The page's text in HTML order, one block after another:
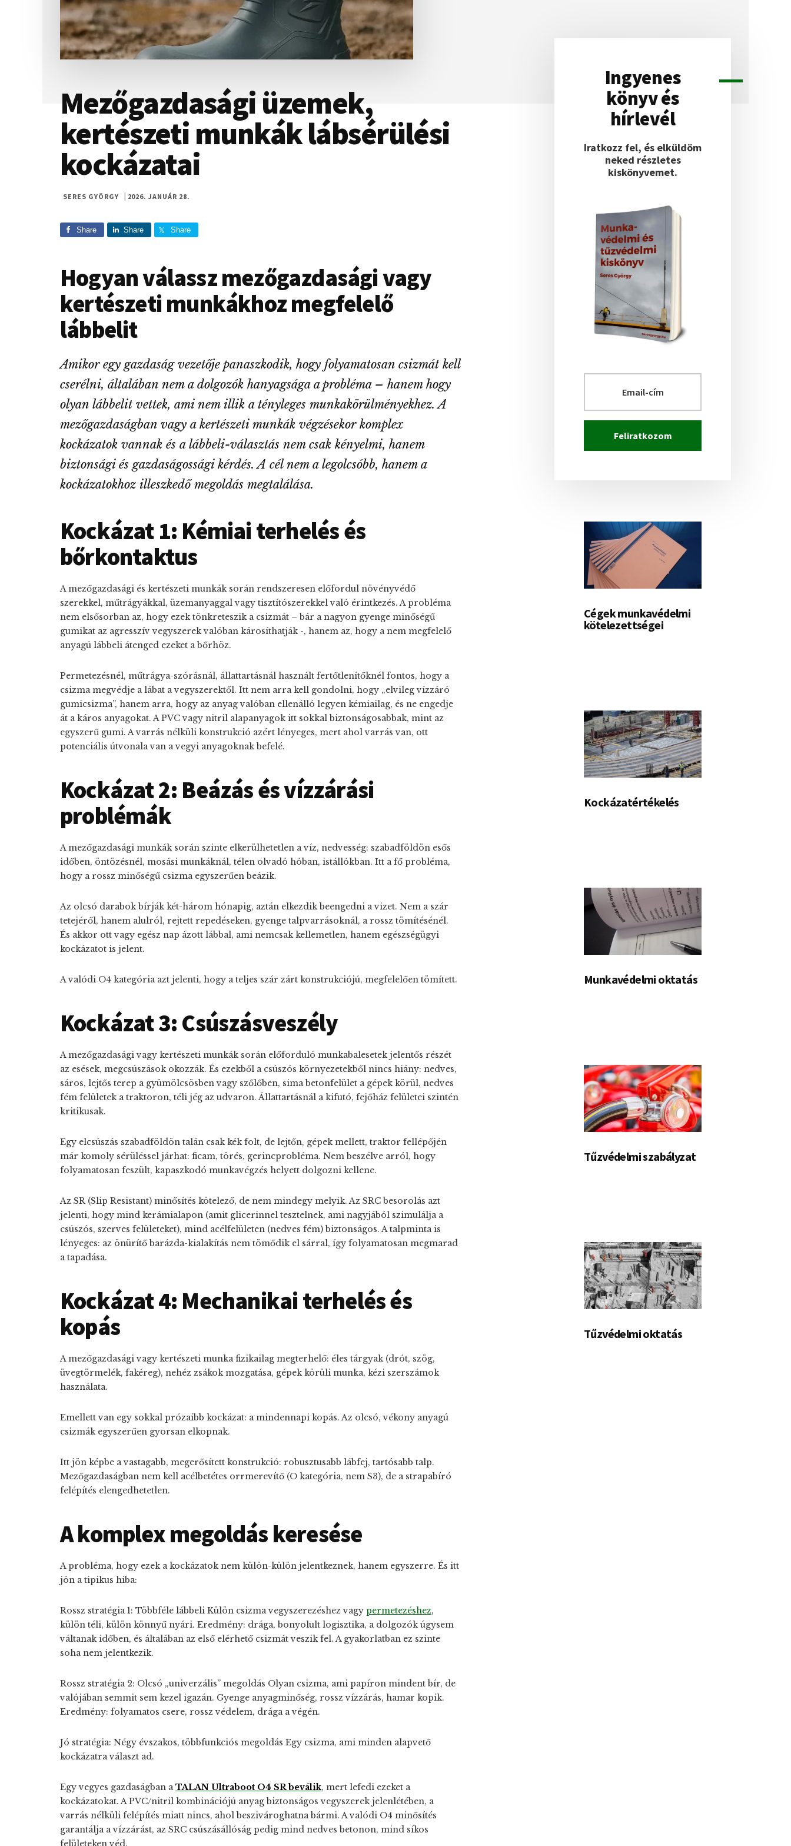
Mezőgazdasági üzemek,
kertészeti munkák lábsérülési
kockázatai
SERES GYÖRGY 2026. JANUÁR 28.
Share Share Share
Hogyan válassz mezőgazdasági vagy
kertészeti munkákhoz megfelelő
lábbelit
Amikor egy gazdaság vezetője panaszkodik, hogy folyamatosan csizmát kell
cserélni, általában nem a dolgozók hanyagsága a probléma – hanem hogy
olyan lábbelit vettek, ami nem illik a tényleges munkakörülményekhez. A
mezőgazdaságban vagy a kertészeti munkák végzésekor komplex
kockázatok vannak és a lábbeli-választás nem csak kényelmi, hanem
biztonsági és gazdaságossági kérdés. A cél nem a legolcsóbb, hanem a
kockázatokhoz illeszkedő megoldás megtalálása.
Kockázat 1: Kémiai terhelés és
bőrkontaktus
A mezőgazdasági és kertészeti munkák során rendszeresen előfordul növényvédő
szerekkel, műtrágyákkal, üzemanyaggal vagy tisztítószerekkel való érintkezés. A probléma
nem elsősorban az, hogy ezek tönkreteszik a csizmát – bár a nagyon gyenge minőségű
gumikat az agresszív vegyszerek valóban károsíthatják -, hanem az, hogy a nem megfelelő
anyagú lábbeli átenged ezeket a bőrhöz.
Permetezésnél, műtrágya-szórásnál, állattartásnál használt fertőtlenítőknél fontos, hogy a
csizma megvédje a lábat a vegyszerektől. Itt nem arra kell gondolni, hogy „elvileg vízzáró
gumicsizma”, hanem arra, hogy az anyag valóban ellenálló legyen kémiailag, és ne engedje
át a káros anyagokat. A PVC vagy nitril alapanyagok itt sokkal biztonságosabbak, mint az
egyszerű gumi. A varrás nélküli konstrukció azért lényeges, mert ahol varrás van, ott
potenciális útvonala van a vegyi anyagoknak befelé.
Kockázat 2: Beázás és vízzárási
problémák
A mezőgazdasági munkák során szinte elkerülhetetlen a víz, nedvesség: szabadföldön esős
időben, öntözésnél, mosási munkáknál, télen olvadó hóban, istállókban. Itt a fő probléma,
hogy a rossz minőségű csizma egyszerűen beázik.
Az olcsó darabok bírják két-három hónapig, aztán elkezdik beengedni a vizet. Nem a szár
tetejéről, hanem alulról, rejtett repedéseken, gyenge talpvarrásoknál, a rossz tömítésénél.
És akkor ott vagy egész nap ázott lábbal, ami nemcsak kellemetlen, hanem egészségügyi
kockázatot is jelent.
A valódi O4 kategória azt jelenti, hogy a teljes szár zárt konstrukciójú, megfelelően tömített.
Kockázat 3: Csúszásveszély
A mezőgazdasági vagy kertészeti munkák során előforduló munkabalesetek jelentős részét
az esések, megcsúszások okozzák. És ezekből a csúszós környezetekből nincs hiány: nedves,
sáros, lejtős terep a gyümölcsösben vagy szőlőben, sima betonfelület a gépek körül, nedves
fém felületek a traktoron, téli jég az udvaron. Állattartásnál a kifutó, fejőház felületei szintén
kritikusak.
Egy elcsúszás szabadföldön talán csak kék folt, de lejtőn, gépek mellett, traktor fellépőjén
már komoly sérüléssel járhat: ficam, törés, gerincprobléma. Nem beszélve arról, hogy
folyamatosan feszült, kapaszkodó munkavégzés helyett dolgozni kellene.
Az SR (Slip Resistant) minősítés kötelező, de nem mindegy melyik. Az SRC besorolás azt
jelenti, hogy mind kerámialapon (amit glicerinnel tesztelnek, ami nagyjából szimulálja a
csúszós, szerves felületeket), mind acélfelületen (nedves fém) biztonságos. A talpminta is
lényeges: az önürítő barázda-kialakítás nem tömődik el sárral, így folyamatosan megmarad
a tapadása.
Kockázat 4: Mechanikai terhelés és
kopás
A mezőgazdasági vagy kertészeti munka fizikailag megterhelő: éles tárgyak (drót, szög,
üvegtörmelék, fakéreg), nehéz zsákok mozgatása, gépek körüli munka, kézi szerszámok
használata.
Emellett van egy sokkal prózaibb kockázat: amindennapi kopás. Az olcsó, vékony anyagú
csizmák egyszerűen gyorsan elkopnak.
Itt jön képbe a vastagabb, megerősített konstrukció: robusztusabb lábfej, tartósabb talp.
Mezőgazdaságban nem kell acélbetétes orrmerevítő (O kategória, nem S3), de a strapabíró
felépítés elengedhetetlen.
A komplex megoldás keresése
A probléma, hogy ezek a kockázatok nem külön-külön jelentkeznek, hanem egyszerre. És itt
jön a tipikus hiba:
Rossz stratégia 1: Többféle lábbeli Külön csizma vegyszerezéshez vagy permetezéshez,
külön téli, külön könnyű nyári. Eredmény: drága, bonyolult logisztika, a dolgozók úgysem
váltanak időben, és általában az első elérhető csizmát veszik fel. A gyakorlatban ez szinte
soha nem jelentkezik.
Rossz stratégia 2: Olcsó „univerzális” megoldás Olyan csizma, ami papíron mindent bír, de
valójában semmit sem kezel igazán. Gyenge anyagminőség, rossz vízzárás, hamar kopik.
Eredmény: folyamatos csere, rossz védelem, drága a végén.
Jó stratégia: Négy évszakos, többfunkciós megoldás Egy csizma, ami minden alapvető
kockázatra választ ad.
Egy vegyes gazdaságban aTALAN Ultraboot O4 SR beválik, mert lefedi ezeket a
kockázatokat. A PVC/nitril kombinációjú anyag biztonságos vegyszerek jelenlétében, a
varrás nélküli felépítés miatt nincs, ahol beszivároghatna bármi. A valódi O4 minősítés
garantálja a vízzárást, az SRC csúszásállóság pedig mind nedves betonon, mind síkos
felületeken véd.
Elsődleges
oldalsáv
Ingyenes
könyv és
hírlevél
Iratkozz fel, és elküldöm
neked részletes
kiskönyvemet.
Cégek munkavédelmi
kötelezettségei
Kockázatértékelés
Munkavédelmi oktatás
Tűzvédelmi szabályzat
Tűzvédelmi oktatás